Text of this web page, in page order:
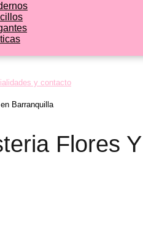
y contacto
Barranquilla
Flores